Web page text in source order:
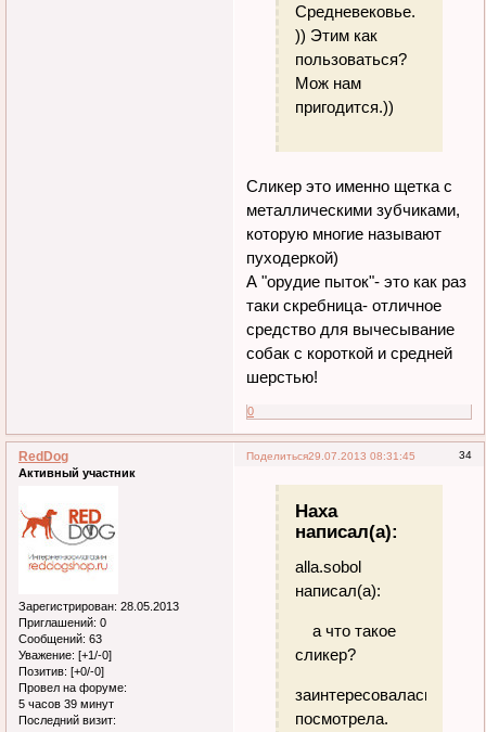
Средневековье.
)) Этим как
пользоваться?
Мож нам
пригодится.))
Сликер это именно щетка с
металлическими зубчиками,
которую многие называют
пуходеркой)
А "орудие пыток"- это как раз
таки скребница- отличное
средство для вычесывание
собак с короткой и средней
шерстью!
0
Поделиться 34
29.07.2013 08:31:45
RedDog
Активный участник
Зарегистрирован: 28.05.2013
Приглашений: 0
Сообщений: 63
Уважение: [+1/-0]
Позитив: [+0/-0]
Провел на форуме:
5 часов 39 минут
Последний визит:
Наха
написал(а):
alla.sobol
написал(а):
а что такое
сликер?
заинтересовалась,
посмотрела.